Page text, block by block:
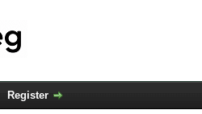
Register